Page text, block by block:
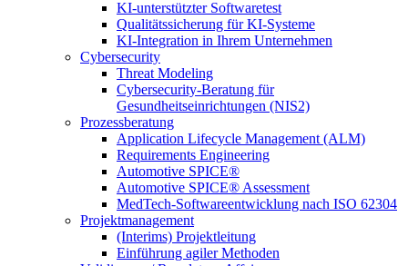
KI-unterstützter Softwaretest
Qualitätssicherung für KI-Systeme
KI-Integration in Ihrem Unternehmen
Cybersecurity
Threat Modeling
Cybersecurity-Beratung für
Gesundheitseinrichtungen (NIS2)
Prozessberatung
Application Lifecycle Management (ALM)
Requirements Engineering
Automotive SPICE®
Automotive SPICE® Assessment
MedTech-Softwareentwicklung nach ISO 62304
Projektmanagement
(Interims) Projektleitung
Einführung agiler Methoden